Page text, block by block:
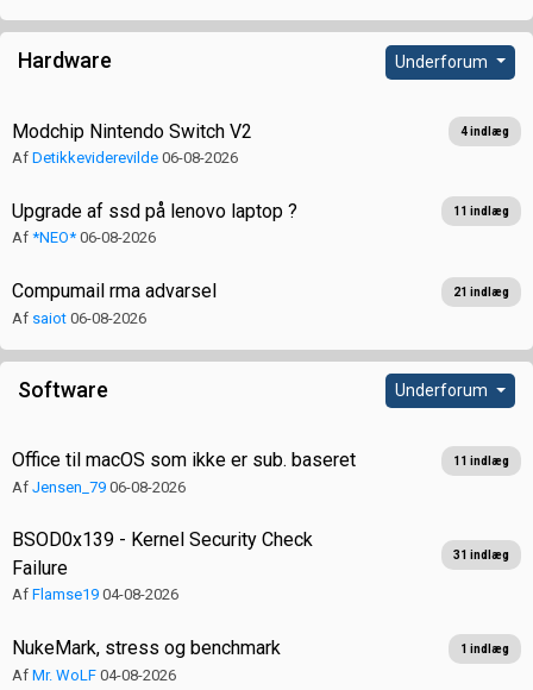
Hardware Underforum
Modchip Nintendo Switch V2 4 indlæg
Af Detikkeviderevilde 06-08-2026
Upgrade af ssd på lenovo laptop ? 11 indlæg
Af *NEO* 06-08-2026
Compumail rma advarsel 21 indlæg
Af saiot 06-08-2026
Software Underforum
Office til macOS som ikke er sub. baseret 11 indlæg
Af Jensen_79 06-08-2026
BSOD0x139 - Kernel Security Check
Failure
31 indlæg
Af Flamse19 04-08-2026
NukeMark, stress og benchmark 1 indlæg
Af Mr. WoLF 04-08-2026